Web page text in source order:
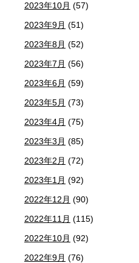
2023年10月 (57)
2023年9月 (51)
2023年8月 (52)
2023年7月 (56)
2023年6月 (59)
2023年5月 (73)
2023年4月 (75)
2023年3月 (85)
2023年2月 (72)
2023年1月 (92)
2022年12月 (90)
2022年11月 (115)
2022年10月 (92)
2022年9月 (76)